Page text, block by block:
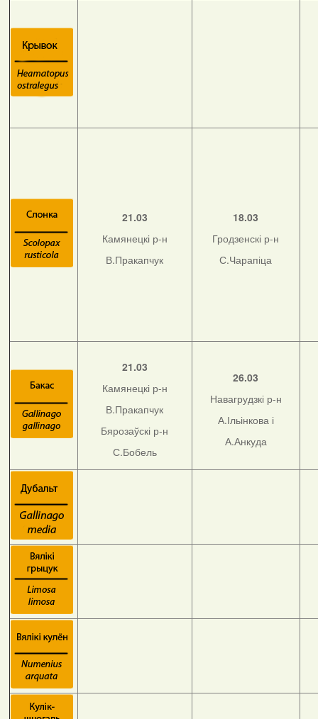
21.03
Камянецкі р-н
В.Пракапчук
18.03
Гродзенскі р-н
С.Чарапіца
21.03
Камянецкі р-н
В.Пракапчук
Бярозаўскі р-н
С.Бобель
26.03
Навагрудзкі р-н
А.Ільінкова і
А.Анкуда